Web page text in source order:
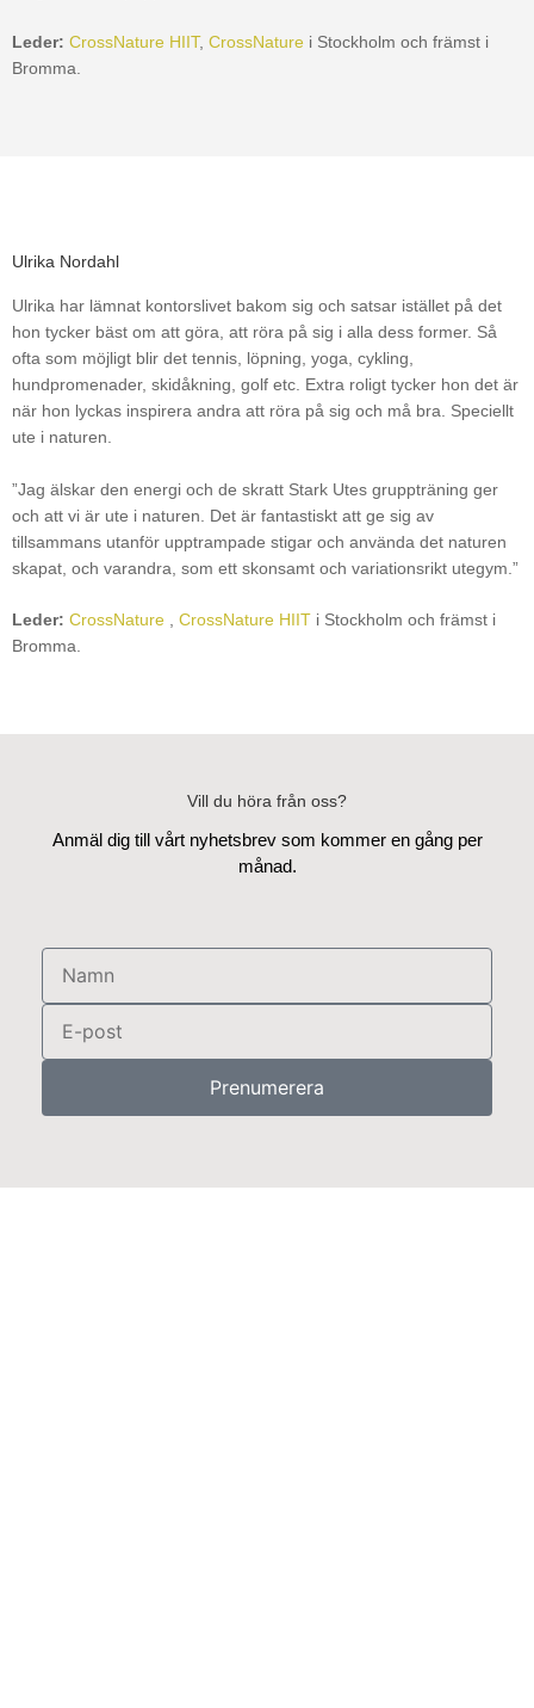
Leder: CrossNature HIIT, CrossNature i Stockholm och främst i
Bromma.
Ulrika Nordahl
Ulrika har lämnat kontorslivet bakom sig och satsar istället på det
hon tycker bäst om att göra, att röra på sig i alla dess former. Så
ofta som möjligt blir det tennis, löpning, yoga, cykling,
hundpromenader, skidåkning, golf etc. Extra roligt tycker hon det är
när hon lyckas inspirera andra att röra på sig och må bra. Speciellt
ute i naturen.
”Jag älskar den energi och de skratt Stark Utes gruppträning ger
och att vi är ute i naturen. Det är fantastiskt att ge sig av
tillsammans utanför upptrampade stigar och använda det naturen
skapat, och varandra, som ett skonsamt och variationsrikt utegym.”
Leder: CrossNature , CrossNature HIIT i Stockholm och främst i
Bromma.
Vill du höra från oss?
Anmäl dig till vårt nyhetsbrev som kommer en gång per
månad.
post
Prenumerera